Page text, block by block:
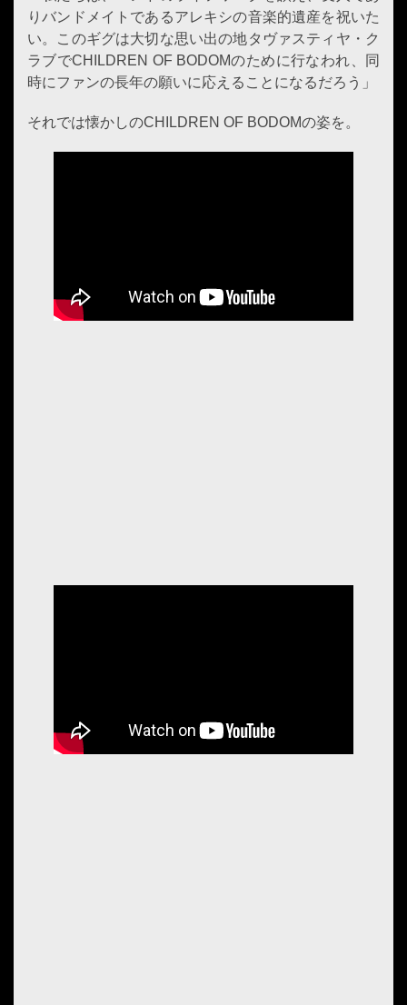
りバンドメイトであるアレキシの音楽的遺産を祝いた
い。このギグは大切な思い出の地タヴァスティヤ・ク
ラブでCHILDREN OF BODOMのために行なわれ、同
時にファンの長年の願いに応えることになるだろう」
それでは懐かしのCHILDREN OF BODOMの姿を。